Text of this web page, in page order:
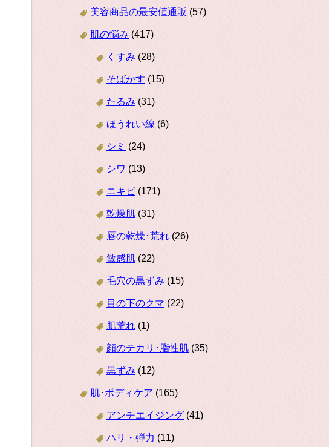
美容商品の最安値通販 (57)
肌の悩み (417)
くすみ (28)
そばかす (15)
たるみ (31)
ほうれい線 (6)
シミ (24)
シワ (13)
ニキビ (171)
乾燥肌 (31)
唇の乾燥･荒れ (26)
敏感肌 (22)
毛穴の黒ずみ (15)
目の下のクマ (22)
肌荒れ (1)
顔のテカリ･脂性肌 (35)
黒ずみ (12)
肌･ボディケア (165)
アンチエイジング (41)
ハリ・弾力 (11)